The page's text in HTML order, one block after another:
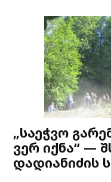
„საეჭვო
ვერ იქნა“ —
დადიანიძის